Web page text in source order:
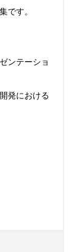
です。
ンテーショ
発における